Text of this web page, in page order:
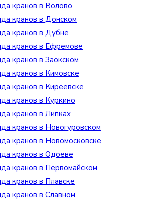
кранов в Волово
кранов в Донском
кранов в Дубне
кранов в Ефремове
кранов в Заокском
кранов в Кимовске
кранов в Киреевске
кранов в Куркино
кранов в Липках
кранов в Новогуровском
кранов в Новомосковске
кранов в Одоеве
кранов в Первомайском
кранов в Плавске
кранов в Славном